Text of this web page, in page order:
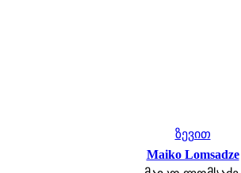
ზევით
Maiko Lomsadze